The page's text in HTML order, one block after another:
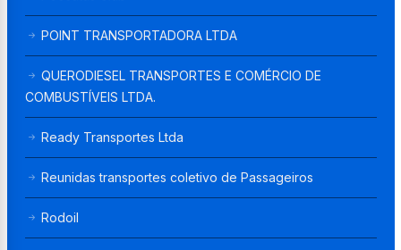
POINT TRANSPORTADORA LTDA
QUERODIESEL TRANSPORTES E COMÉRCIO DE
COMBUSTÍVEIS LTDA.
Ready Transportes Ltda
Reunidas transportes coletivo de Passageiros
Rodoil